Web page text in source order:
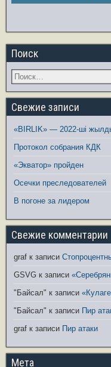
Поиск
Свежие записи
«BIRLIK» — 2022-ші
Протокол собрания КДК
«Экватор» пройден
Осечки преследователей
В погоне за лидером
Свежие комментарии
graf к записи
GSVG к записи
"Байсал" к записи
"Байсал" к записи Пир
graf к записи Пир атаки
Мета